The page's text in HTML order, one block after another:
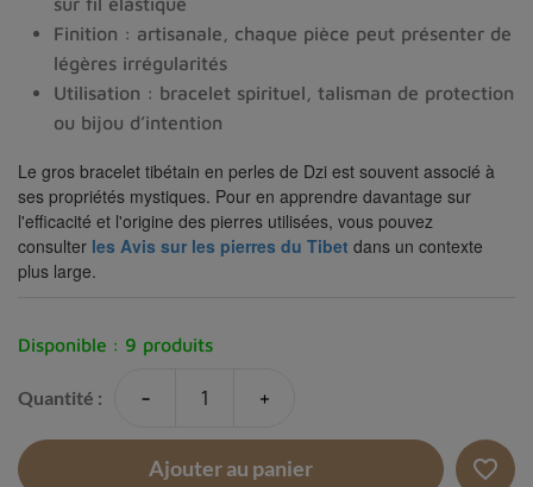
Finition : artisanale, chaque pièce peut présenter de
légères irrégularités
Utilisation : bracelet spirituel, talisman de protection
ou bijou d’intention
Le gros bracelet tibétain en perles de Dzi est souvent associé à
ses propriétés mystiques. Pour en apprendre davantage sur
l'efficacité et l'origine des pierres utilisées, vous pouvez
consulter les Avis sur les pierres du Tibet dans un contexte
plus large.
Disponible : 9 produits
Quantité : - +
Ajouter au panier favorite_border